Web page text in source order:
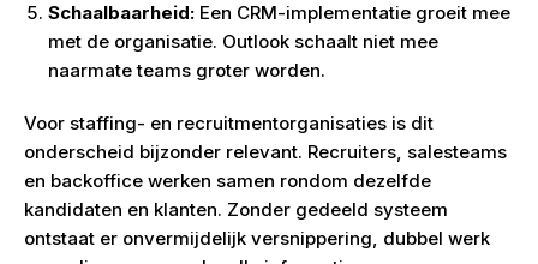
Schaalbaarheid: Een CRM-implementatie groeit mee
met de organisatie. Outlook schaalt niet mee
naarmate teams groter worden.
Voor staffing- en recruitmentorganisaties is dit
onderscheid bijzonder relevant. Recruiters, salesteams
en backoffice werken samen rondom dezelfde
kandidaten en klanten. Zonder gedeeld systeem
ontstaat er onvermijdelijk versnippering, dubbel werk